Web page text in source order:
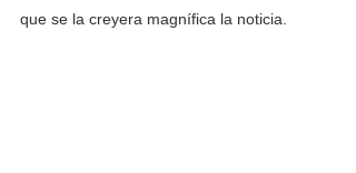
que se la creyera magnífica la noticia.